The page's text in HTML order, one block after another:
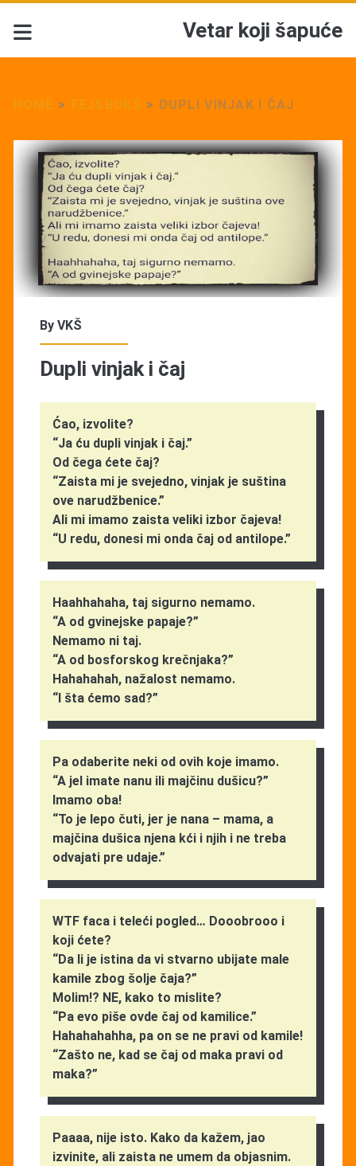
Vetar koji šapuće
> > DUPLI VINJAK I ČAJ
By VKŠ
Dupli vinjak i čaj
Ćao, izvolite?
“Ja ću dupli vinjak i čaj.”
Od čega ćete čaj?
“Zaista mi je svejedno, vinjak je suština
ove narudžbenice.”
Ali mi imamo zaista veliki izbor čajeva!
“U redu, donesi mi onda čaj od antilope.”
Haahhahaha, taj sigurno nemamo.
“A od gvinejske papaje?”
Nemamo ni taj.
“A od bosforskog krečnjaka?”
Hahahahah, nažalost nemamo.
“I šta ćemo sad?”
Pa odaberite neki od ovih koje imamo.
“A jel imate nanu ili majčinu dušicu?”
Imamo oba!
“To je lepo čuti, jer je nana – mama, a
majčina dušica njena kći i njih i ne treba
odvajati pre udaje.”
WTF faca i teleći pogled… Dooobrooo i
koji ćete?
“Da li je istina da vi stvarno ubijate male
kamile zbog šolje čaja?”
Molim!? NE, kako to mislite?
“Pa evo piše ovde čaj od kamilice.”
Hahahahahha, pa on se ne pravi od kamile!
“Zašto ne, kad se čaj od maka pravi od
maka?”
Paaaa, nije isto. Kako da kažem, jao
izvinite, ali zaista ne umem da objasnim.